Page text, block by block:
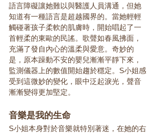
語言障礙讓她難以與醫護人員溝通，但她
知道有一種語言是超越國界的。當她輕輕
觸碰著孩子柔軟的肌膚時，開始唱起了一
首輕柔的東歐的民謠。歌聲如春風拂面，
充滿了發自內心的溫柔與愛意。奇妙的
是，原本躁動不安的嬰兒漸漸平靜下來，
監測儀器上的數值開始趨於穩定。S小姐感
受到這微妙的變化，眼中泛起淚光，聲音
漸漸變得更加堅定。
音樂是我的生命
S小姐本身對於音樂就特別著迷，在她的右